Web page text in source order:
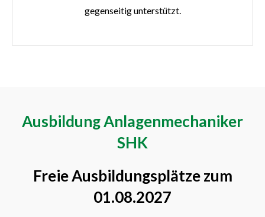
gegenseitig unterstützt.
Ausbildung Anlagenmechaniker
SHK
Freie Ausbildungsplätze zum
01.08.2027